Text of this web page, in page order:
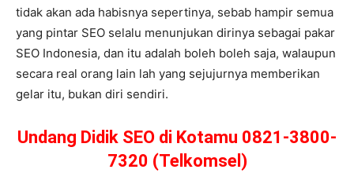
tidak akan ada habisnya sepertinya, sebab hampir semua
yang pintar SEO selalu menunjukan dirinya sebagai pakar
SEO Indonesia, dan itu adalah boleh boleh saja, walaupun
secara real orang lain lah yang sejujurnya memberikan
gelar itu, bukan diri sendiri.
Undang Didik SEO di Kotamu 0821-3800-
7320 (Telkomsel)